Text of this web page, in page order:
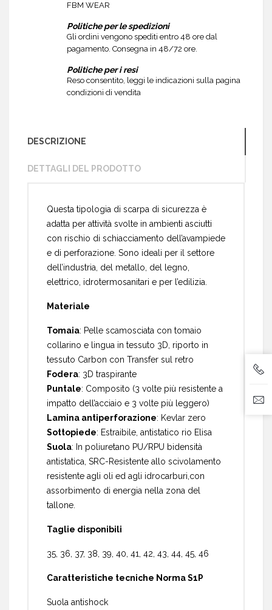
FBM WEAR
Politiche per le spedizioni
Gli ordini vengono spediti entro 48 ore dal
pagamento. Consegna in 48/72 ore.
Politiche per i resi
Reso consentito, leggi le indicazioni sulla pagina
condizioni di vendita
DESCRIZIONE
DETTAGLI DEL PRODOTTO
Questa tipologia di scarpa di sicurezza è
adatta per attività svolte in ambienti asciutti
con rischio di schiacciamento dell’avampiede
e di perforazione. Sono ideali per il settore
dell’industria, del metallo, del legno,
elettrico, idrotermosanitari e per l’edilizia.
Materiale
Tomaia: Pelle scamosciata con tomaio
collarino e lingua in tessuto 3D, riporto in
tessuto Carbon con Transfer sul retro
Fodera: 3D traspirante
Puntale: Composito (3 volte più resistente a
impatto dell’acciaio e 3 volte più leggero)
Lamina antiperforazione: Kevlar zero
Sottopiede: Estraibile, antistatico rio Elisa
Suola: In poliuretano PU/RPU bidensità
antistatica, SRC-Resistente allo scivolamento
resistente agli oli ed agli idrocarburi,con
assorbimento di energia nella zona del
tallone.
Taglie disponibili
35, 36, 37, 38, 39, 40, 41, 42, 43, 44, 45, 46
Caratteristiche tecniche Norma S1P
Suola antishock